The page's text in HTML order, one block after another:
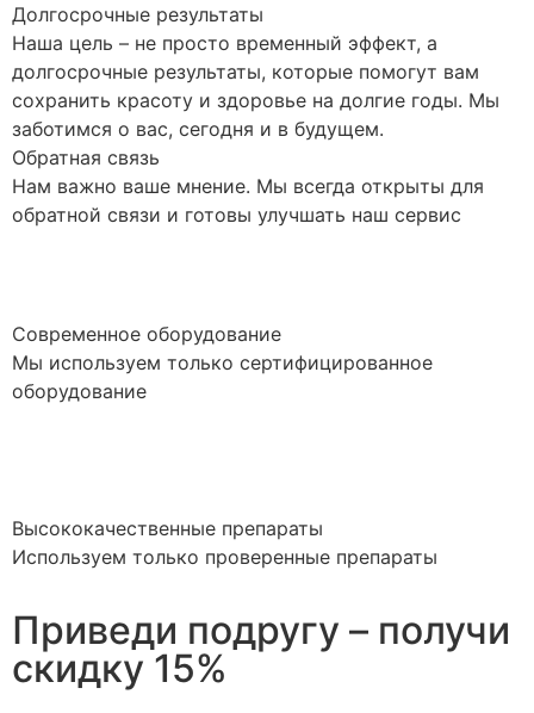
Долгосрочные результаты
Наша цель – не просто временный эффект, а
долгосрочные результаты, которые помогут вам
сохранить красоту и здоровье на долгие годы. Мы
заботимся о вас, сегодня и в будущем.
Обратная связь
Нам важно ваше мнение. Мы всегда открыты для
обратной связи и готовы улучшать наш сервис
Современное оборудование
Мы используем только сертифицированное
оборудование
Высококачественные препараты
Используем только проверенные препараты
Приведи подругу – получи
скидку 15%